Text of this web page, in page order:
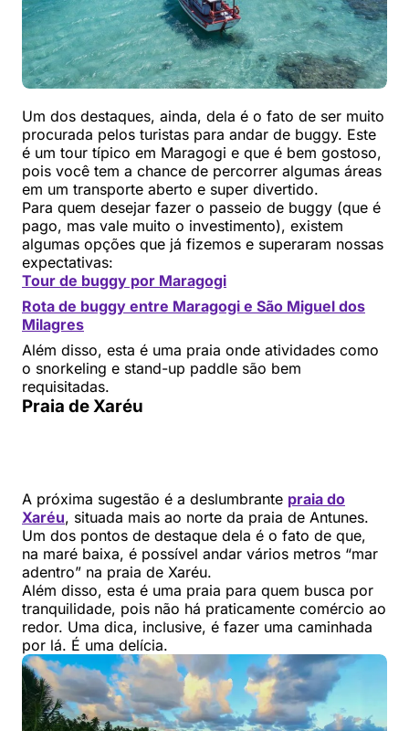
Um dos destaques, ainda, dela é o fato de ser muito
procurada pelos turistas para andar de buggy. Este
é um tour típico em Maragogi e que é bem gostoso,
pois você tem a chance de percorrer algumas áreas
em um transporte aberto e super divertido.
Para quem desejar fazer o passeio de buggy (que é
pago, mas vale muito o investimento), existem
algumas opções que já fizemos e superaram nossas
expectativas:
Tour de buggy por Maragogi
Rota de buggy entre Maragogi e São Miguel dos
Milagres
Além disso, esta é uma praia onde atividades como
o snorkeling e stand-up paddle são bem
requisitadas.
Praia de Xaréu
A próxima sugestão é a deslumbrante praia do
Xaréu, situada mais ao norte da praia de Antunes.
Um dos pontos de destaque dela é o fato de que,
na maré baixa, é possível andar vários metros “mar
adentro” na praia de Xaréu.
Além disso, esta é uma praia para quem busca por
tranquilidade, pois não há praticamente comércio ao
redor. Uma dica, inclusive, é fazer uma caminhada
por lá. É uma delícia.